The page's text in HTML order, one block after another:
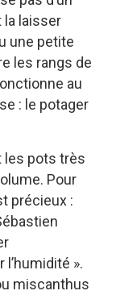
la laisser
une petite
les rangs de
au
: le potager
les pots très
Pour
précieux :
».
miscanthus